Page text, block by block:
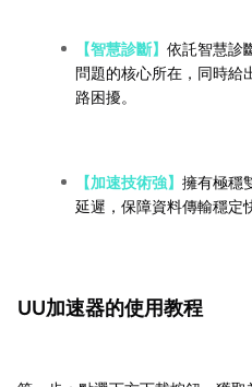
【智慧診斷】 依託智慧診
問題的核心所在，同時給
路困擾。
【加速技術強】 擁有極穩
延遲，保障資料傳輸穩定
UU加速器的使用教程